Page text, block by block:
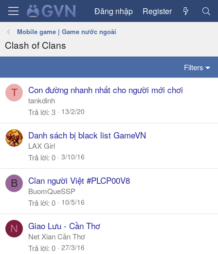
Đăng nhập Register
Mobile game | Game nước ngoài
Clash of Clans
Filters
T Con đường nhanh nhất cho người mới chơi
tankdinh
Trả lời 3 13/2/20
Danh sách bị black list GameVN
LAX Girl
Trả lời 0 3/10/16
B Clan người Việt #PLCP00V8
BuomQueSSP
Trả lời 0 10/5/16
N Giao Lưu - Cần Thơ
Net Xian Cần Thơ
Trả lời 0 27/3/16